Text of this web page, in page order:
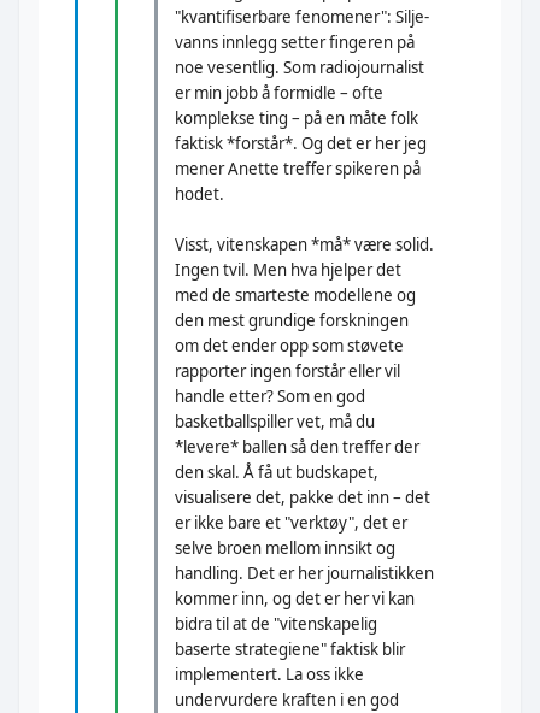
"kvantifiserbare fenomener": Silje-
vanns innlegg setter fingeren på
noe vesentlig. Som radiojournalist
er min jobb å formidle – ofte
komplekse ting – på en måte folk
faktisk *forstår*. Og det er her jeg
mener Anette treffer spikeren på
hodet.
Visst, vitenskapen *må* være solid.
Ingen tvil. Men hva hjelper det
med de smarteste modellene og
den mest grundige forskningen
om det ender opp som støvete
rapporter ingen forstår eller vil
handle etter? Som en god
basketballspiller vet, må du
*levere* ballen så den treffer der
den skal. Å få ut budskapet,
visualisere det, pakke det inn – det
er ikke bare et "verktøy", det er
selve broen mellom innsikt og
handling. Det er her journalistikken
kommer inn, og det er her vi kan
bidra til at de "vitenskapelig
baserte strategiene" faktisk blir
implementert. La oss ikke
undervurdere kraften i en god